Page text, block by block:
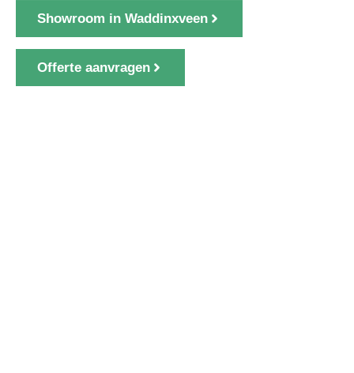
Showroom in Waddinxveen
Offerte aanvragen